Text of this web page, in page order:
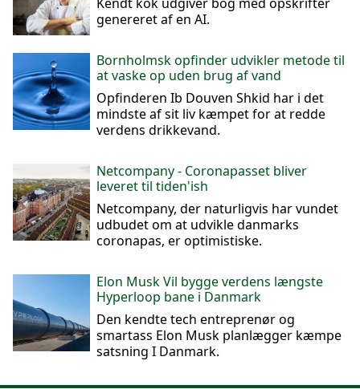
genereret af en AI.
Bornholmsk opfinder udvikler metode til
at vaske op uden brug af vand
Opfinderen Ib Douven Shkid har i det
mindste af sit liv kæmpet for at redde
verdens drikkevand.
Netcompany - Coronapasset bliver
leveret til tiden'ish
Netcompany, der naturligvis har vundet
udbudet om at udvikle danmarks
coronapas, er optimistiske.
Elon Musk Vil bygge verdens længste
Hyperloop bane i Danmark
Den kendte tech entreprenør og
smartass Elon Musk planlægger kæmpe
satsning I Danmark.